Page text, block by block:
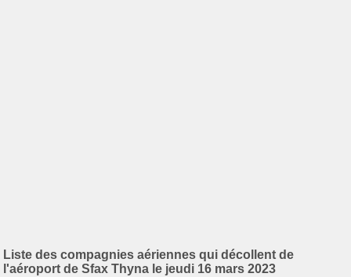
Liste des compagnies aériennes qui décollent de
l'aéroport de Sfax Thyna le jeudi 16 mars 2023